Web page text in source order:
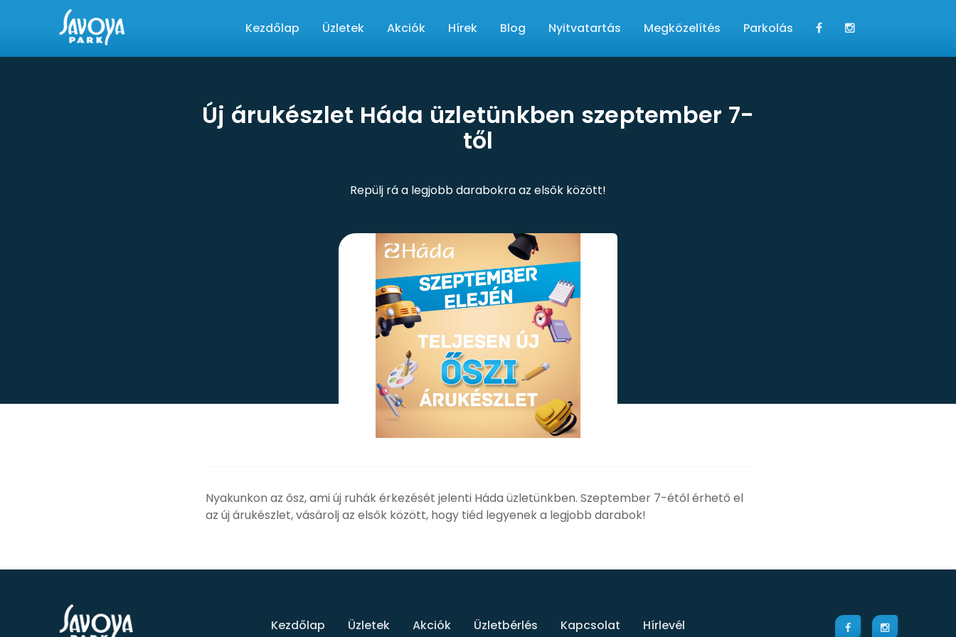
Kezdőlap Üzletek Akciók Hírek Blog Nyitvatartás Megközelítés Parkolás
Új árukészlet Háda üzletünkben szeptember 7-
től
Repülj rá a legjobb darabokra az elsők között!
Nyakunkon az ősz, ami új ruhák érkezését jelenti Háda üzletünkben. Szeptember 7-étől érhető el
az új árukészlet, vásárolj az elsők között, hogy tiéd legyenek a legjobb darabok!
Kezdőlap Üzletek Akciók Üzletbérlés Kapcsolat Hírlevél